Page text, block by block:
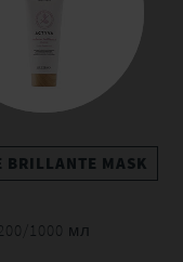
BRILLANTE MASK
200/1000 мл